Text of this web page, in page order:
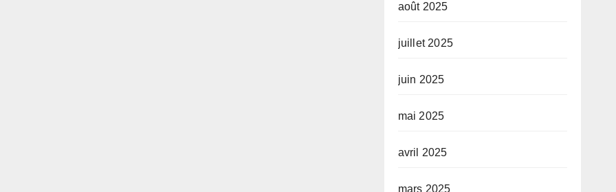
août 2025
juillet 2025
juin 2025
mai 2025
avril 2025
mars 2025